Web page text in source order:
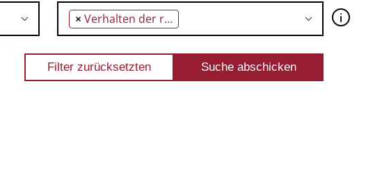
× Verhalten der russischen Armee in Butscha 🛈